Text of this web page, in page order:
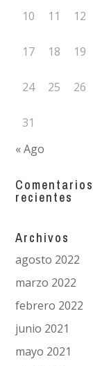
10 11 12
17 18 19
24 25 26
31
« Ago
Comentarios
recientes
Archivos
agosto 2022
marzo 2022
febrero 2022
junio 2021
mayo 2021